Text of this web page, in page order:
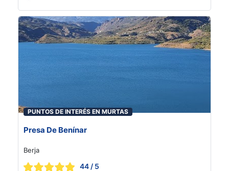
PUNTOS DE INTERÉS EN MURTAS
Presa De Benínar
Berja
44 / 5